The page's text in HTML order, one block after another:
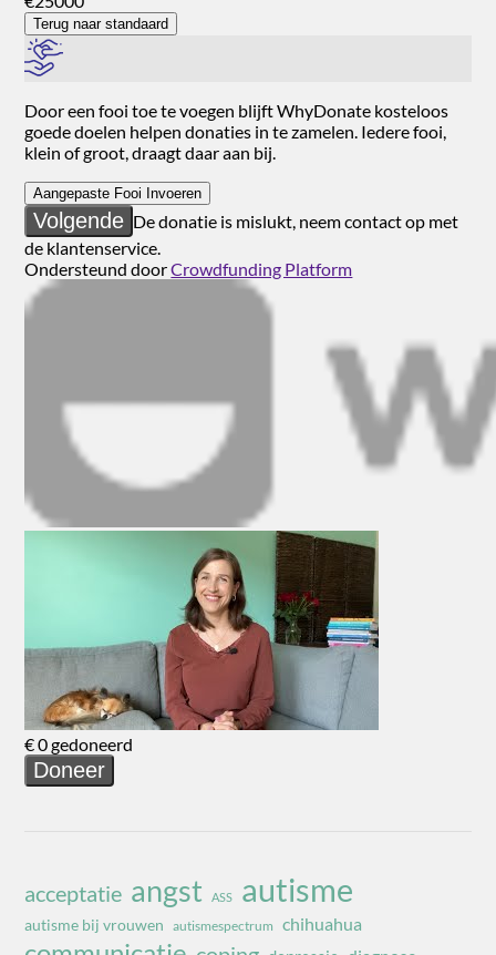
acceptatie angst ASS autisme
autisme bij vrouwen autismespectrum chihuahua